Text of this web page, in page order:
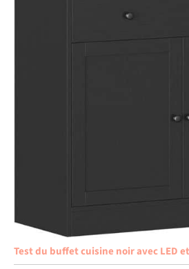
Test du buffet cuisine noir avec LED